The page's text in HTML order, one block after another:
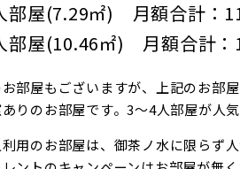
部屋(7.29㎡) 月額合計：
部屋(10.46㎡) 月額合計：
部屋もございますが、上記のお部
りのお部屋です。3～4人部屋が人
用のお部屋は、御茶ノ水に限らず人